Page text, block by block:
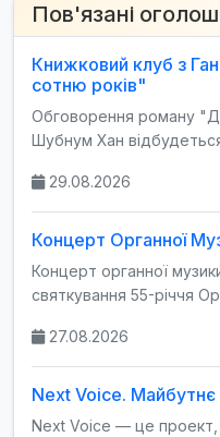
Пов'язані
Книжковий клуб з
сотню років"
Обговорення роману
Шубнум Хан
29.08.2026
Концерт Органної
Концерт органної
святкування 55-річчя
27.08.2026
Next Voice. Майбутнє
Next Voice — це